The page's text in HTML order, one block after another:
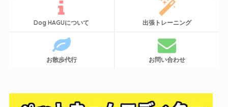
Dog HAGUについて 出張トレーニング
お散歩代行 お問い合わせ